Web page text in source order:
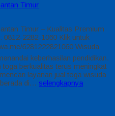
Timur
Timur – Kualitas Premium
0812-2282-1060 Klik untuk
6281222821060 Wisuda
keberhasilan pendidikan.
berkualitas terus meningkat
layanan jual toga wisuda
di… selengkapnya